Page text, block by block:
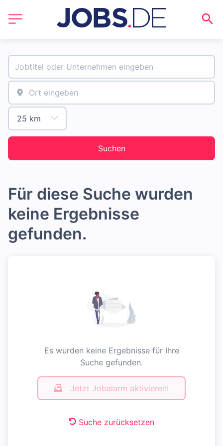
Suchen
Für diese Suche wurden
keine Ergebnisse
gefunden.
Es wurden keine Ergebnisse für Ihre
Suche gefunden.
Jetzt Jobalarm aktivieren!
Suche zurücksetzen